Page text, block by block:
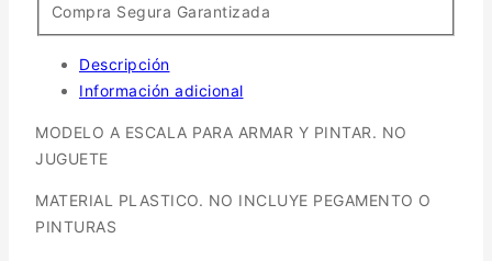
Compra Segura Garantizada
Descripción
Información adicional
MODELO A ESCALA PARA ARMAR Y PINTAR. NO
JUGUETE
MATERIAL PLASTICO. NO INCLUYE PEGAMENTO O
PINTURAS